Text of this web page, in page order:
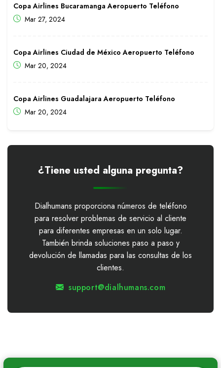
Copa Airlines Bucaramanga Aeropuerto Teléfono
Mar 27, 2024
Copa Airlines Ciudad de México Aeropuerto Teléfono
Mar 20, 2024
Copa Airlines Guadalajara Aeropuerto Teléfono
Mar 20, 2024
¿Tiene usted alguna pregunta?
Dialhumans proporciona números de teléfono
para resolver problemas de servicio al cliente
para diferentes empresas en un solo lugar.
También brinda soluciones paso a paso y
devolución de llamadas para las consultas de los
clientes.
support@dialhumans.com